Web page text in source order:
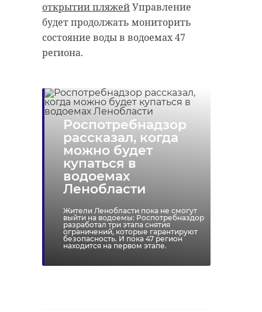
открытии пляжейУправление
будет продолжать мониторить
состояние воды в водоемах 47
региона.
Роспотребнадзор
рассказал, когда
можно будет
купаться в
водоемах
Ленобласти
Жители Ленобласти пока не смогут
выйти на водоемы: Роспотребназдор
разработал три этапа снятия
ограничений, которые гарантируют
безопасность. И пока 47 регион
находится на первом этапе.